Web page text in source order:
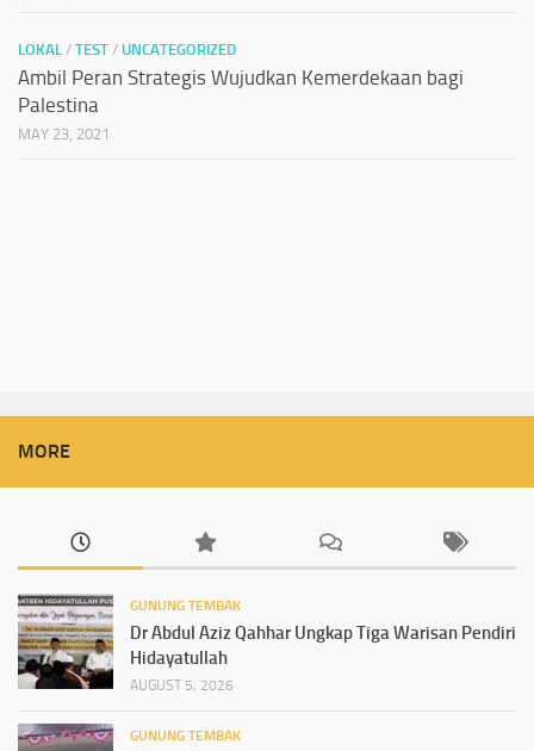
LOKAL / TEST / UNCATEGORIZED
Ambil Peran Strategis Wujudkan Kemerdekaan bagi
Palestina
MAY 23, 2021
MORE
GUNUNG TEMBAK
Dr Abdul Aziz Qahhar Ungkap Tiga Warisan Pendiri
Hidayatullah
AUGUST 5, 2026
GUNUNG TEMBAK